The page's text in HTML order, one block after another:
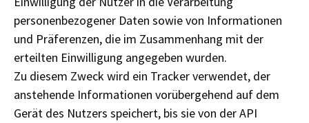
personenbezogener Daten sowie von Informationen
und Präferenzen, die im Zusammenhang mit der
erteilten Einwilligung angegeben wurden.
Zu diesem Zweck wird ein Tracker verwendet, der
anstehende Informationen vorübergehend auf dem
Gerät des Nutzers speichert, bis sie von der API